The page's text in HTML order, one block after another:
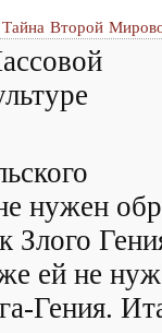
Тайна Второй
нужен
Злого
ей не
Гения.